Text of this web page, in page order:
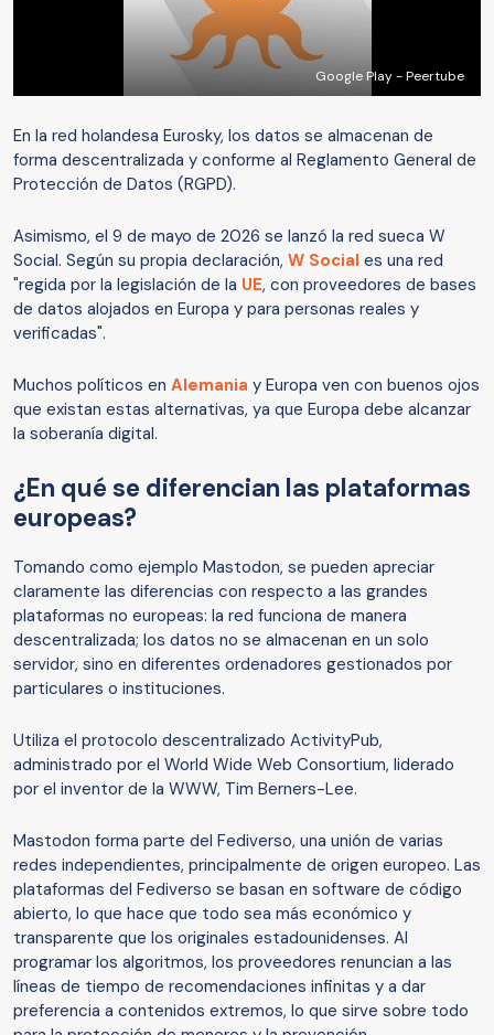
Google Play - Peertube
En la red holandesa Eurosky, los datos se almacenan de
forma descentralizada y conforme al Reglamento General de
Protección de Datos (RGPD).
Asimismo, el 9 de mayo de 2026 se lanzó la red sueca W
Social. Según su propia declaración, W Social es una red
"regida por la legislación de la UE, con proveedores de bases
de datos alojados en Europa y para personas reales y
verificadas".
Muchos políticos en Alemania y Europa ven con buenos ojos
que existan estas alternativas, ya que Europa debe alcanzar
la soberanía digital.
¿En qué se diferencian las plataformas
europeas?
Tomando como ejemplo Mastodon, se pueden apreciar
claramente las diferencias con respecto a las grandes
plataformas no europeas: la red funciona de manera
descentralizada; los datos no se almacenan en un solo
servidor, sino en diferentes ordenadores gestionados por
particulares o instituciones.
Utiliza el protocolo descentralizado ActivityPub,
administrado por el World Wide Web Consortium, liderado
por el inventor de la WWW, Tim Berners-Lee.
Mastodon forma parte del Fediverso, una unión de varias
redes independientes, principalmente de origen europeo. Las
plataformas del Fediverso se basan en software de código
abierto, lo que hace que todo sea más económico y
transparente que los originales estadounidenses. Al
programar los algoritmos, los proveedores renuncian a las
líneas de tiempo de recomendaciones infinitas y a dar
preferencia a contenidos extremos, lo que sirve sobre todo